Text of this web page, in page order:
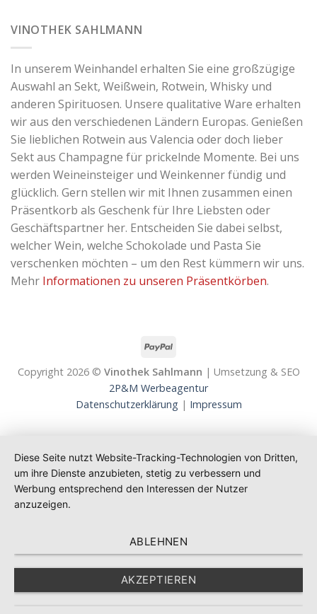
VINOTHEK SAHLMANN
In unserem Weinhandel erhalten Sie eine großzügige
Auswahl an Sekt, Weißwein, Rotwein, Whisky und
anderen Spirituosen. Unsere qualitative Ware erhalten
wir aus den verschiedenen Ländern Europas. Genießen
Sie lieblichen Rotwein aus Valencia oder doch lieber
Sekt aus Champagne für prickelnde Momente. Bei uns
werden Weineinsteiger und Weinkenner fündig und
glücklich. Gern stellen wir mit Ihnen zusammen einen
Präsentkorb als Geschenk für Ihre Liebsten oder
Geschäftspartner her. Entscheiden Sie dabei selbst,
welcher Wein, welche Schokolade und Pasta Sie
verschenken möchten – um den Rest kümmern wir uns.
Mehr Informationen zu unseren Präsentkörben.
Copyright 2026 © Vinothek Sahlmann | Umsetzung & SEO
2P&M Werbeagentur
Datenschutzerklärung | Impressum
Diese Seite nutzt Website-Tracking-Technologien von Dritten,
um ihre Dienste anzubieten, stetig zu verbessern und
Werbung entsprechend den Interessen der Nutzer
anzuzeigen.
ABLEHNEN
AKZEPTIEREN